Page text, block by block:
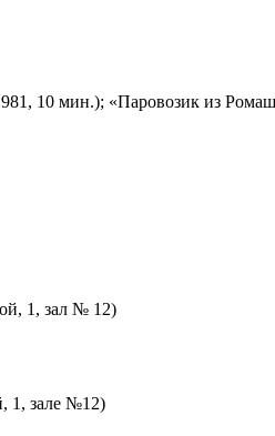
10 мин.); «Паровозик из
1, зал № 12)
1, зале №12)